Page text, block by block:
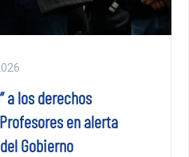
a los derechos
en alerta
Gobierno